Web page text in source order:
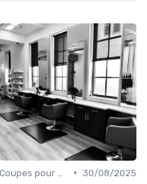
• 30/08/2025